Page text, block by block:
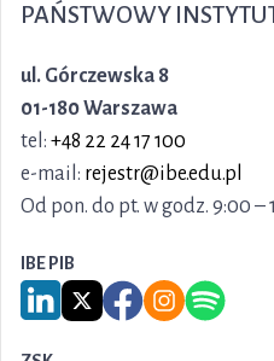
PAŃSTWOWY
ul. Górczewska 8
01-180 Warszawa
tel: +48 22 24 17 100
e-mail: rejestr@ibe.edu.pl
Od pon. do pt. w godz. 9:00 –
IBE PIB
Link do serwisu LinkedIn
Link do serwisu X
Link doLink doLink